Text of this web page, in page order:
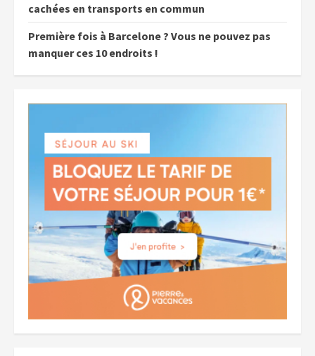
cachées en transports en commun
Première fois à Barcelone ? Vous ne pouvez pas
manquer ces 10 endroits !